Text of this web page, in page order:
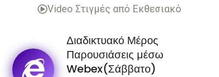
Video Στιγμές από Εκθεσιακό
Διαδικτυακό Μέρος
Παρουσιάσεις μέσω
Webex(Σάββατο)